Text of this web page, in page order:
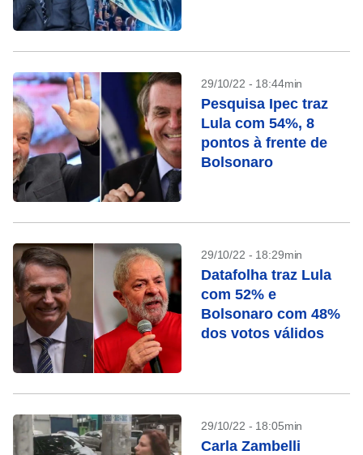
29/10/22 - 18:44min
Pesquisa Ipec traz
Lula com 54%, 8
pontos à frente de
Bolsonaro
29/10/22 - 18:29min
Datafolha traz Lula
com 52% e
Bolsonaro com 48%
dos votos válidos
29/10/22 - 18:05min
Carla Zambelli